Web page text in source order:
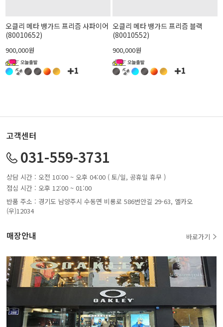
오클리 메타 뱅가드 프리즘 사파이어
(80010652)
900,000원
1
오클리 메타 뱅가드 프리즘 블랙
(80010552)
900,000원
1
고객센터
031-559-3731
상담 시간 : 오전 10:00 ~ 오후 04:00 ( 토/일, 공휴일 휴무 )
점심 시간 : 오후 12:00 ~ 01:00
반품 주소 : 경기도 남양주시 수동면 비룡로 586번안길 29-63, 옐카오
(우)12034
매장안내 바로가기